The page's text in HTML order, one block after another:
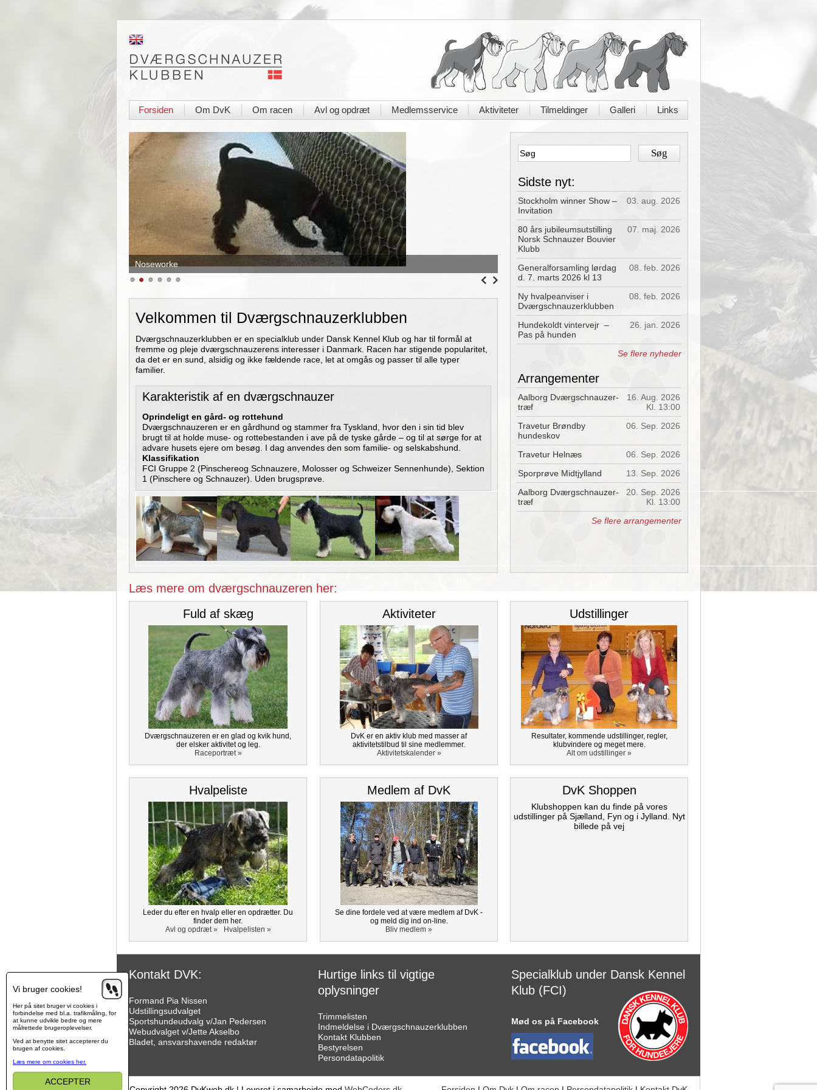
Forsiden Om DvK Om racen Avl og opdræt Medlemsservice Aktiviteter Tilmeldinger Galleri Links
Noseworke
1 2 3 4 5 6
Velkommen til Dværgschnauzerklubben
Dværgschnauzerklubben er en specialklub under Dansk Kennel Klub og har til formål at
fremme og pleje dværgschnauzerens interesser i Danmark. Racen har stigende popularitet,
da det er en sund, alsidig og ikke fældende race, let at omgås og passer til alle typer
familier.
Karakteristik af en dværgschnauzer
Oprindeligt en gård- og rottehund
Dværgschnauzeren er en gårdhund og stammer fra Tyskland, hvor den i sin tid blev
brugt til at holde muse- og rottebestanden i ave på de tyske gårde – og til at sørge for at
advare husets ejere om besøg. I dag anvendes den som familie- og selskabshund.
Klassifikation
FCI Gruppe 2 (Pinschereog Schnauzere, Molosser og Schweizer Sennenhunde), Sektion
1 (Pinschere og Schnauzer). Uden brugsprøve.
Sidste nyt:
Stockholm winner Show –
Invitation
03. aug. 2026
80 års jubileumsutstilling
Norsk Schnauzer Bouvier
Klubb
07. maj. 2026
Generalforsamling lørdag
d. 7. marts 2026 kl 13
08. feb. 2026
Ny hvalpeanviser i
Dværgschnauzerklubben
08. feb. 2026
Hundekoldt vintervejr –
Pas på hunden
26. jan. 2026
Se flere nyheder
Arrangementer
Aalborg Dværgschnauzer-
træf
16. Aug. 2026
Kl. 13:00
Travetur Brøndby
hundeskov
06. Sep. 2026
Travetur Helnæs
06. Sep. 2026
Sporprøve Midtjylland
13. Sep. 2026
Aalborg Dværgschnauzer-
træf
20. Sep. 2026
Kl. 13:00
Se flere arrangementer
Læs mere om dværgschnauzeren her:
Fuld af skæg
Dværgschnauzeren er en glad og kvik hund,
der elsker aktivitet og leg.
Raceportræt »
Hvalpeliste
Leder du efter en hvalp eller en opdrætter. Du
finder dem her.
Avl og opdræt »
Hvalpelisten »
Aktiviteter
DvK er en aktiv klub med masser af
aktivitetstilbud til sine medlemmer.
Aktivitetskalender »
Medlem af DvK
Se dine fordele ved at være medlem af DvK -
og meld dig ind on-line.
Bliv medlem »
Udstillinger
Resultater, kommende udstillinger, regler,
klubvindere og meget mere.
Alt om udstillinger »
DvK Shoppen
Klubshoppen kan du finde på vores
udstillinger på Sjælland, Fyn og i Jylland. Nyt
billede på vej
Kontakt DVK:
Formand Pia Nissen
Udstillingsudvalget
Sportshundeudvalg v/Jan Pedersen
Webudvalget v/Jette Akselbo
Bladet, ansvarshavende redaktør
Hurtige links til vigtige
oplysninger
Trimmelisten
Indmeldelse i Dværgschnauzerklubben
Kontakt Klubben
Bestyrelsen
Persondatapolitik
Specialklub under Dansk Kennel
Klub (FCI)
Mød os på Facebook
Vi bruger cookies!
Her på sitet bruger vi cookies i
forbindelse med bl.a. trafikmåling, for
at kunne udvikle bedre og mere
målrettede brugeroplevelser.
Ved at benytte sitet accepterer du
brugen af cookies.
Læs mere om cookies her.
ACCEPTER